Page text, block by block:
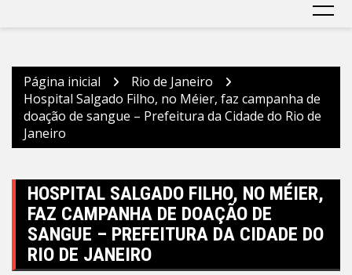
Página inicial
Rio de Janeiro
Hospital Salgado Filho, no Méier, faz campanha de
doação de sangue – Prefeitura da Cidade do Rio de
Janeiro
HOSPITAL SALGADO FILHO, NO MÉIER,
FAZ CAMPANHA DE DOAÇÃO DE
SANGUE – PREFEITURA DA CIDADE DO
RIO DE JANEIRO